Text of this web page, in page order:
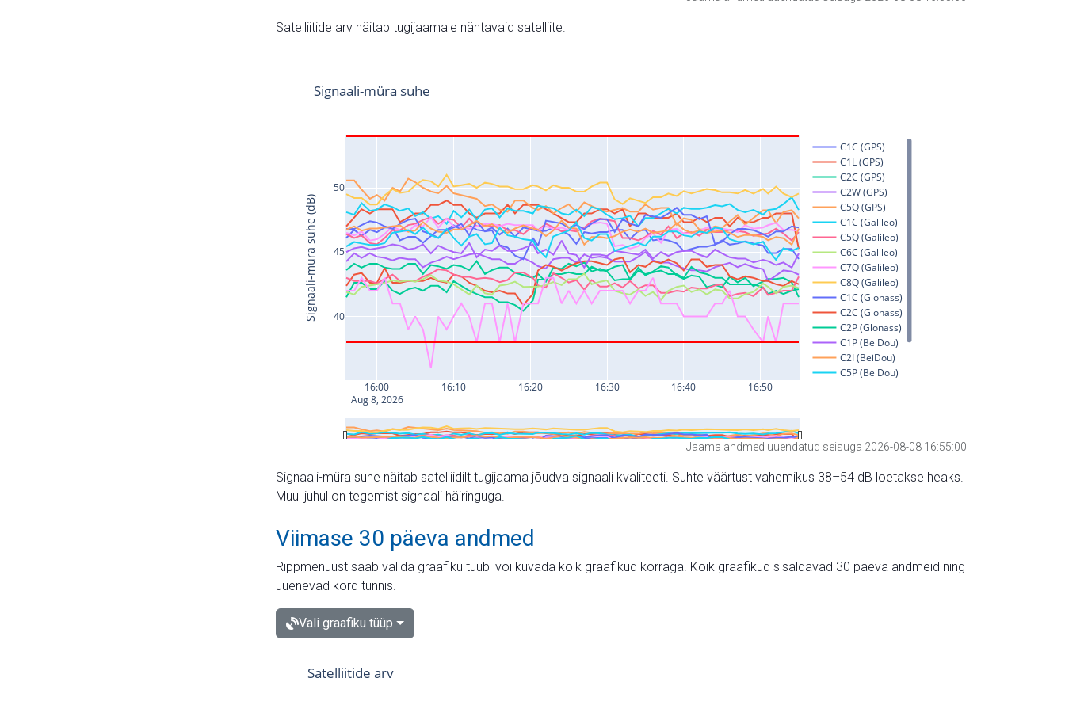
Satelliitide arv näitab tugijaamale nähtavaid satelliite.
Jaama andmed uuendatud seisuga 2026-08-08 16:55:00
Signaali-müra suhe näitab satelliidilt tugijaama jõudva signaali kvaliteeti. Suhte väärtust vahemikus 38–54 dB loetakse heaks.
Muul juhul on tegemist signaali häiringuga.
Viimase 30 päeva andmed
Rippmenüüst saab valida graafiku tüübi või kuvada kõik graafikud korraga. Kõik graafikud sisaldavad 30 päeva andmeid ning
uuenevad kord tunnis.
Vali graafiku tüüp
Satelliitide arv